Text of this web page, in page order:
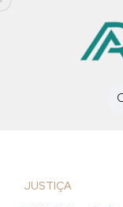
JUSTIÇA